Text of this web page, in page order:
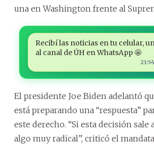
una en Washington frente al
Recibí las noticias en tu celular,
al canal de ÚH en WhatsApp 🤩
21:54
El presidente Joe Biden adelantó
está preparando una “respuesta”
este derecho. “Si esta decisión sale
algo muy radical”, criticó el